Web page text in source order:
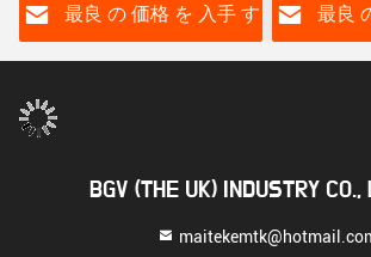
ートリッジ
最良 の 価格 を 入手 す 最良
BGV (THE UK) INDUSTRY CO.,